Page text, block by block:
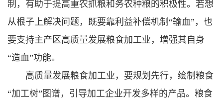
制，有助于提高重农抓粮和务农种粮的积极性。若想
从根子上解决问题，既要靠利益补偿机制“输血”，也
要支持主产区高质量发展粮食加工业，增强其自身
“造血”功能。
高质量发展粮食加工业，要规划先行，绘制粮食
“加工树”图谱，引导加工企业开发多样的产品。粮食